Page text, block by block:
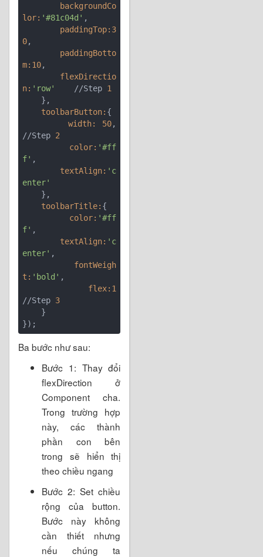
lor: '#81c04d'
        paddingTop:
3
0
m: 10
n: 'row'
    //Step
1
    toolbarButton:
        width:
50,
//Step 2
        color:
'#ff
f'
        textAlign:
'c
enter'
    toolbarTitle:
        color:
'#ff
f'
        textAlign:
'c
enter'
t: 'bold'
        flex:
1
//Step 3
Ba bước như sau:
Bước 1: Thay đổi
flexDirection ở
Component cha.
Trong trường hợp
này, các thành
phần con bên
trong sẽ hiển thị
theo chiều ngang
Bước 2: Set chiều
rộng của button.
Bước này không
cần thiết nhưng
nếu chúng ta